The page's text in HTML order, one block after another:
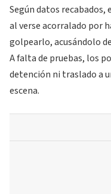
Según datos
al verse acorralado por
golpearlo, acusándolo
A falta de pruebas, los
detención ni traslado a
escena.